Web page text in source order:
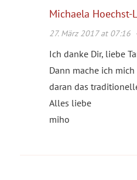
Michaela Hoechst-
27. März 2017 at 07:16·
Ich danke Dir, liebe
Dann mache ich
daran das
Alles liebe
miho